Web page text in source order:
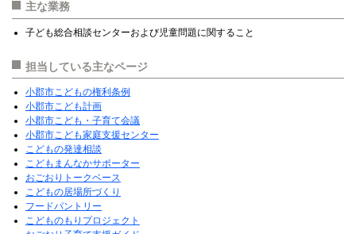
主な業務
子ども総合相談センターおよび児童問題に関すること
担当している主なページ
小郡市こどもの権利条例
小郡市こども計画
小郡市こども・子育て会議
小郡市こども家庭支援センター
こどもの発達相談
こどもまんなかサポーター
おごおりトークベース
こどもの居場所づくり
フードパントリー
こどものもりプロジェクト